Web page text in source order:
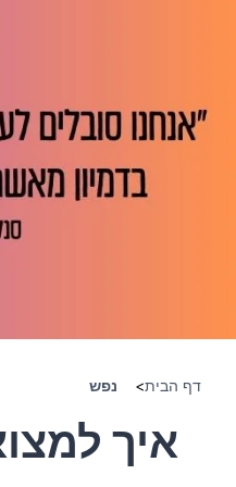
דף הבית> נפש
איך